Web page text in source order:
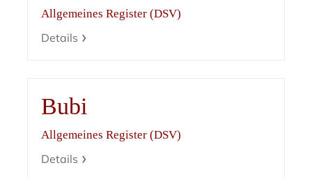
Allgemeines Register (DSV)
Details
Bubi
Allgemeines Register (DSV)
Details